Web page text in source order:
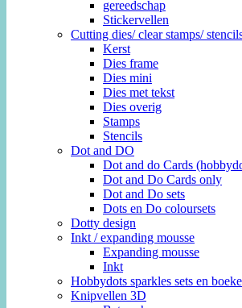
gereedschap
Stickervellen
Cutting dies/ clear stamps/
Kerst
Dies frame
Dies mini
Dies met tekst
Dies overig
Stamps
Stencils
Dot and DO
Dot and do Cards
Dot and Do Cards only
Dot and Do sets
Dots en Do coloursets
Dotty design
Inkt / expanding mousse
Expanding mousse
Inkt
Hobbydots sparkles sets en
Knipvellen 3D